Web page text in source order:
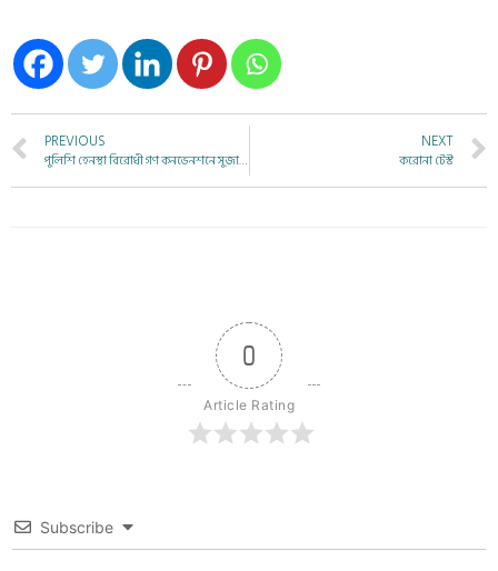
PREVIOUS
পুলিশি হেনস্থা বিরোধী গণ কনভেনশনে সুজাত ভদ্র
NEXT
করোনা টেস্ট
0
Article Rating
Subscribe